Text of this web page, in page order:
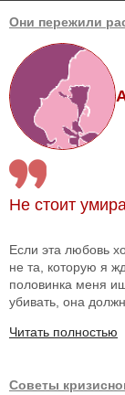
Они пережили
Не стоит
Если эта любовь
не та, которую я
половинка меня
убивать, она
Читать полностью
Советы